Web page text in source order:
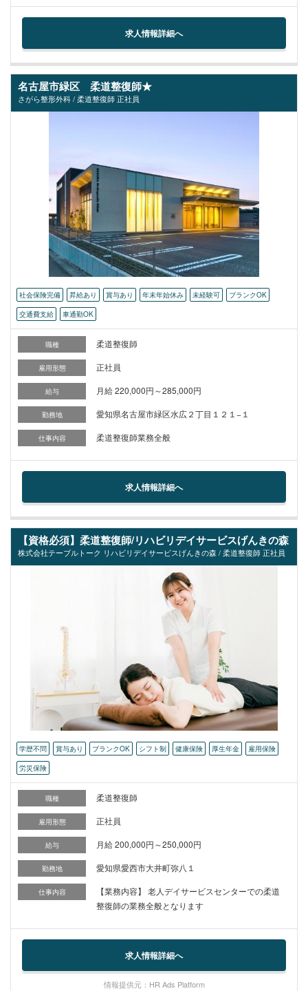
求人情報詳細へ
名古屋市緑区 柔道整復師★
さがら整形外科 / 柔道整復師 正社員
社会保険完備 昇給あり 賞与あり 年末年始休み 未経験可
ブランクOK
交通費支給
車通勤OK
職種 柔道整復師
雇用形態 正社員
給与 月給 220,000円～285,000円
勤務地 愛知県名古屋市緑区水広２丁目１２１−１
仕事内容 柔道整復師業務全般
求人情報詳細へ
【資格必須】柔道整復師/リハビリデイサービスげんきの森
株式会社テーブルトーク リハビリデイサービスげんきの森 / 柔道整復師 正社員
学歴不問 賞与あり ブランクOK シフト制 健康保険 厚生年金
雇用保険
労災保険
職種 柔道整復師
雇用形態 正社員
給与 月給 200,000円～250,000円
勤務地 愛知県愛西市大井町弥八１
仕事内容
【業務内容】 老人デイサービスセンターでの柔道
整復師の業務全般となります
求人情報詳細へ
情報提供元：HR Ads Platform